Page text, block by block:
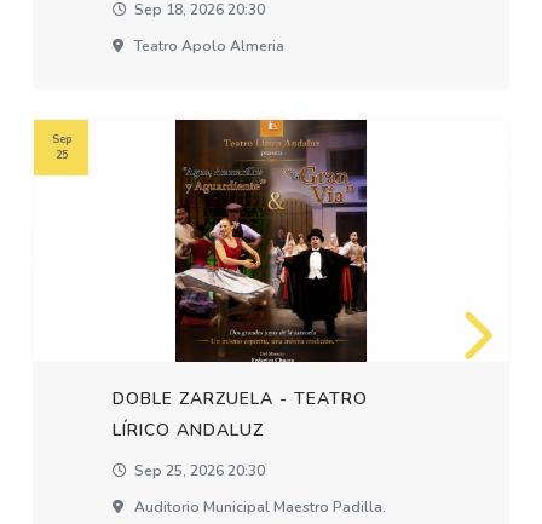
Sep 18, 2026 20:30
Teatro Apolo Almeria
DOBLE ZARZUELA - TEATRO
LÍRICO ANDALUZ
Sep 25, 2026 20:30
Auditorio Municipal Maestro Padilla.
Sep
25